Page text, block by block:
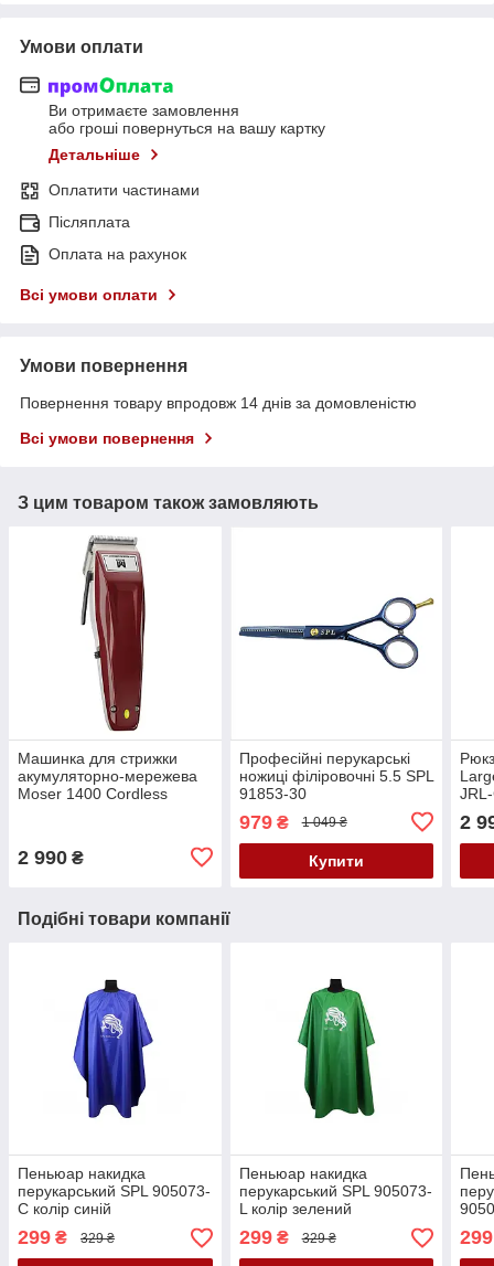
Умови оплати
Ви отримаєте замовлення
або гроші повернуться на вашу картку
Детальніше
Оплатити частинами
Післяплата
Оплата на рахунок
Всі умови оплати
Умови повернення
Повернення товару впродовж 14 днів за домовленістю
Всі умови повернення
З цим товаром також замовляють
Машинка для стрижки
акумуляторно-мережева
Moser 1400 Cordless
2 990 ₴
Професійні перукарські
ножиці філіровочні 5.5 SPL
91853-30
979₴ 1 049 ₴
Купити
2
Подібні товари компанії
Пеньюар накидка
перукарський SPL 905073-
C колір синій
299 ₴ 329 ₴
Пеньюар накидка
перукарський SPL 905073-
L колір зелений
299₴ 329 ₴ 299